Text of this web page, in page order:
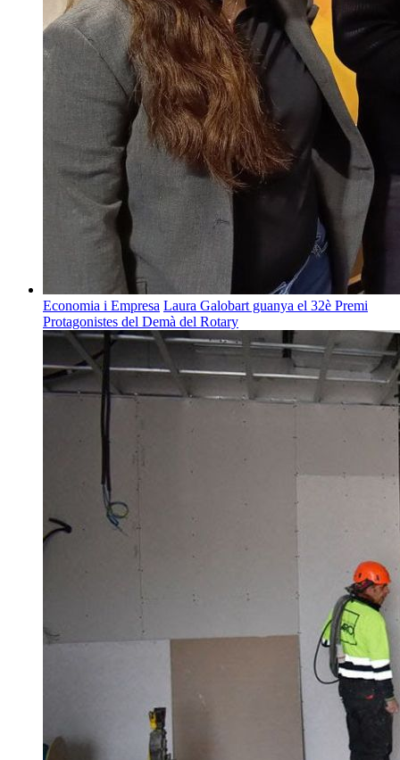
Economia i Empresa Laura Galobart guanya el 32è Premi
Protagonistes del Demà del Rotary